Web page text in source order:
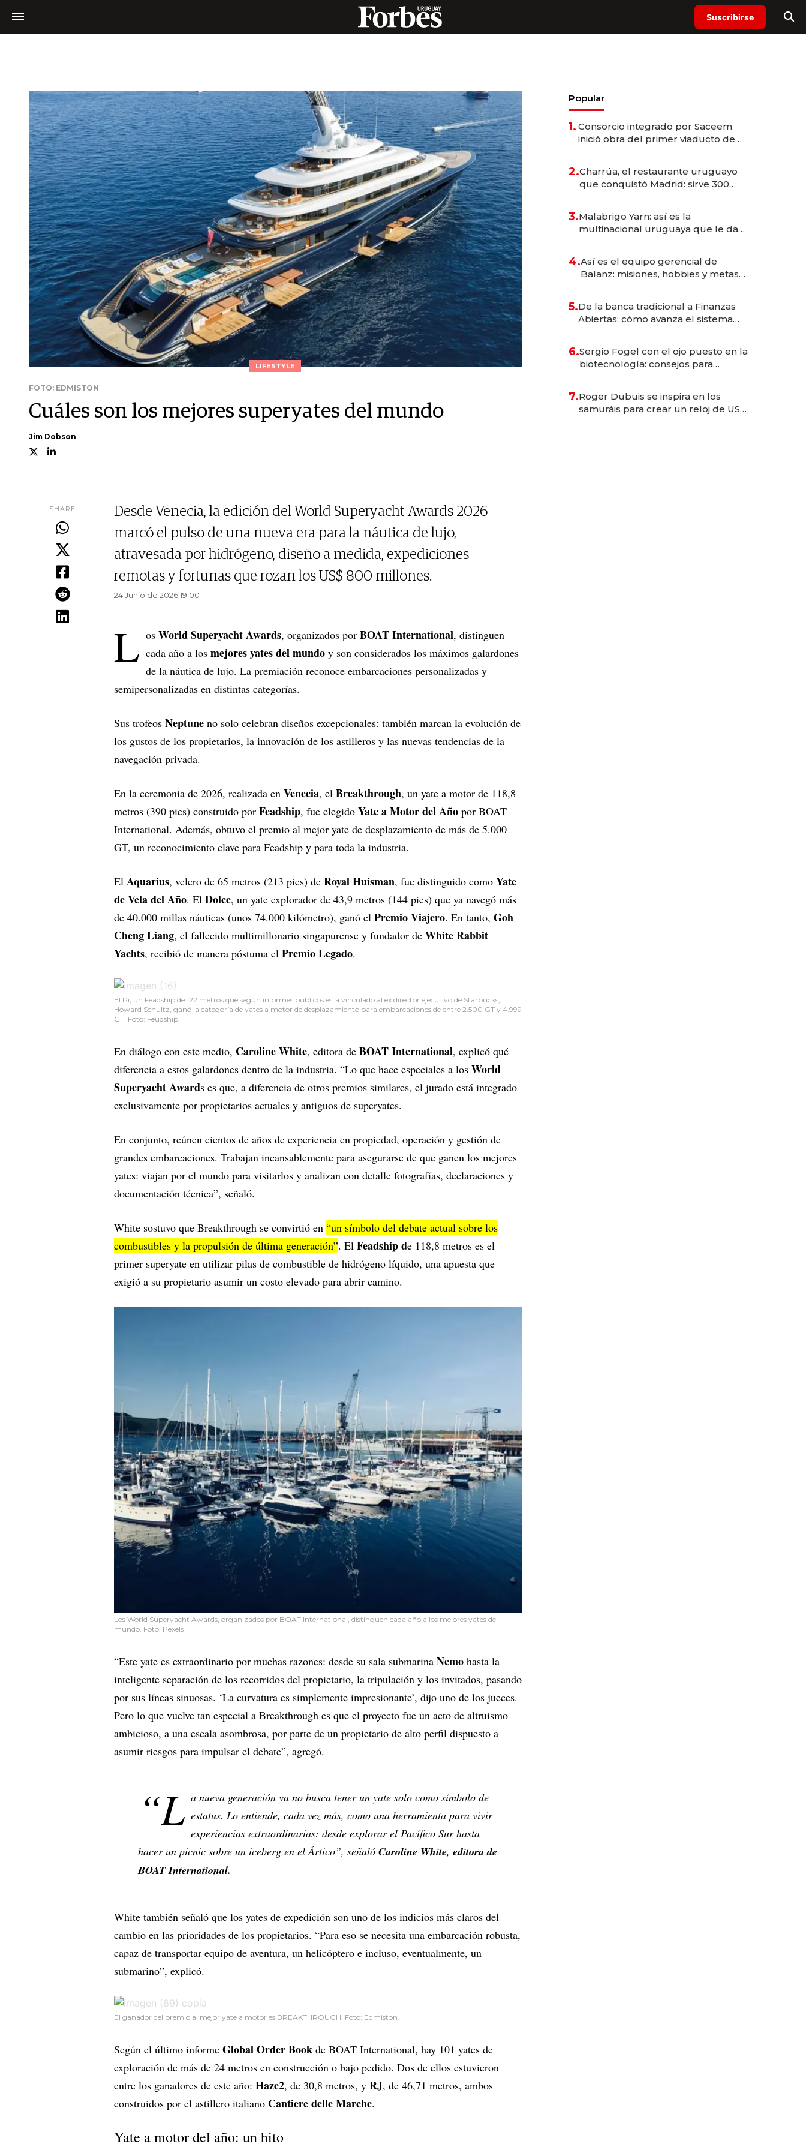
Suscribirse
LIFESTYLE
FOTO: EDMISTON
Cuáles son los mejores superyates del mundo
Jim Dobson
SHARE
Desde Venecia, la edición del World Superyacht Awards 2026
marcó el pulso de una nueva era para la náutica de lujo,
atravesada por hidrógeno, diseño a medida, expediciones
remotas y fortunas que rozan los US$ 800 millones.
24 Junio de 2026 19.00
L os World Superyacht Awards, organizados por BOAT International, distinguen
cada año a los mejores yates del mundo y son considerados los máximos galardones
de la náutica de lujo. La premiación reconoce embarcaciones personalizadas y
semipersonalizadas en distintas categorías.
Sus trofeos Neptune no solo celebran diseños excepcionales: también marcan la evolución de
los gustos de los propietarios, la innovación de los astilleros y las nuevas tendencias de la
navegación privada.
En la ceremonia de 2026, realizada en Venecia, el Breakthrough, un yate a motor de 118,8
metros (390 pies) construido por Feadship, fue elegido Yate a Motor del Año por BOAT
International. Además, obtuvo el premio al mejor yate de desplazamiento de más de 5.000
GT, un reconocimiento clave para Feadship y para toda la industria.
El Aquarius, velero de 65 metros (213 pies) de Royal Huisman, fue distinguido como Yate
de Vela del Año. El Dolce, un yate explorador de 43,9 metros (144 pies) que ya navegó más
de 40.000 millas náuticas (unos 74.000 kilómetro), ganó el Premio Viajero. En tanto, Goh
Cheng Liang, el fallecido multimillonario singapurense y fundador de White Rabbit
Yachts, recibió de manera póstuma el Premio Legado.
El Pi, un Feadship de 122 metros que según informes públicos está vinculado al ex director ejecutivo de Starbucks,
Howard Schultz, ganó la categoría de yates a motor de desplazamiento para embarcaciones de entre 2.500 GT y 4.999
GT. Foto: Feudship.
En diálogo con este medio, Caroline White, editora de BOAT International, explicó qué
diferencia a estos galardones dentro de la industria. “Lo que hace especiales a los World
Superyacht Awards es que, a diferencia de otros premios similares, el jurado está integrado
exclusivamente por propietarios actuales y antiguos de superyates.
En conjunto, reúnen cientos de años de experiencia en propiedad, operación y gestión de
grandes embarcaciones. Trabajan incansablemente para asegurarse de que ganen los mejores
yates: viajan por el mundo para visitarlos y analizan con detalle fotografías, declaraciones y
documentación técnica”, señaló.
White sostuvo que Breakthrough se convirtió en “un símbolo del debate actual sobre los
combustibles y la propulsión de última generación”. El Feadship de 118,8 metros es el
primer superyate en utilizar pilas de combustible de hidrógeno líquido, una apuesta que
exigió a su propietario asumir un costo elevado para abrir camino.
Los World Superyacht Awards, organizados por BOAT International, distinguen cada año a los mejores yates del
mundo. Foto: Pexels
“Este yate es extraordinario por muchas razones: desde su sala submarina Nemo hasta la
inteligente separación de los recorridos del propietario, la tripulación y los invitados, pasando
por sus líneas sinuosas. ‘La curvatura es simplemente impresionante’, dijo uno de los jueces.
Pero lo que vuelve tan especial a Breakthrough es que el proyecto fue un acto de altruismo
ambicioso, a una escala asombrosa, por parte de un propietario de alto perfil dispuesto a
asumir riesgos para impulsar el debate”, agregó.
“L a nueva generación ya no busca tener un yate solo como símbolo de
estatus. Lo entiende, cada vez más, como una herramienta para vivir
experiencias extraordinarias: desde explorar el Pacífico Sur hasta
hacer un picnic sobre un iceberg en el Ártico”, señaló Caroline White, editora de
BOAT International.
White también señaló que los yates de expedición son uno de los indicios más claros del
cambio en las prioridades de los propietarios. “Para eso se necesita una embarcación robusta,
capaz de transportar equipo de aventura, un helicóptero e incluso, eventualmente, un
submarino”, explicó.
El ganador del premio al mejor yate a motor es BREAKTHROUGH. Foto: Edmiston.
Según el último informe Global Order Book de BOAT International, hay 101 yates de
exploración de más de 24 metros en construcción o bajo pedido. Dos de ellos estuvieron
entre los ganadores de este año: Haze2, de 30,8 metros, y RJ, de 46,71 metros, ambos
construidos por el astillero italiano Cantiere delle Marche.
Yate a motor del año: un hito
Popular
1. Consorcio integrado por Saceem
inició obra del primer viaducto de
millones
2.Charrúa, el restaurante uruguayo
que conquistó Madrid: sirve 300
prepara apertura
3.Malabrigo Yarn: así es la
multinacional uruguaya que le da
4.Así es el equipo gerencial de
Balanz: misiones, hobbies y metas
5.De la banca tradicional a Finanzas
Abiertas: cómo avanza el sistema
6.Sergio Fogel con el ojo puesto en la
biotecnología: consejos para
7.Roger Dubuis se inspira en los
samuráis para crear un reloj de US$